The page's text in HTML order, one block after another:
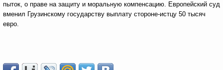
пыток, о праве на защиту и моральную компенсацию. Европейский суд
вменил Грузинскому государству выплату стороне-истцу 50 тысяч
евро.